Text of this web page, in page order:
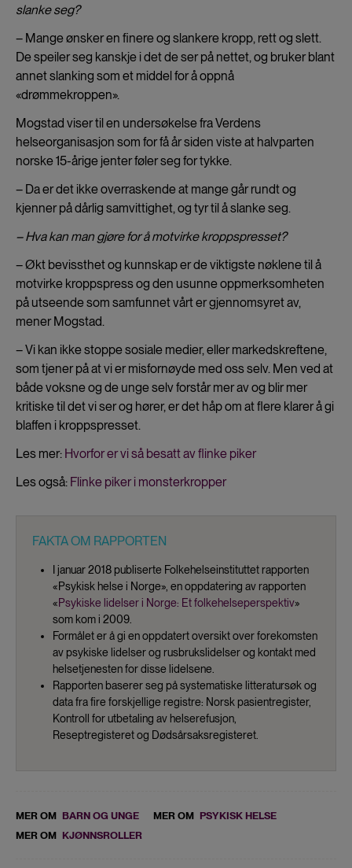
slanke seg?
– Mange ønsker en finere og slankere kropp, rett og slett.
De speiler seg kanskje i det de ser på nettet, og bruker blant
annet slanking som et middel for å oppnå
«drømmekroppen».
Mogstad viser til en undersøkelse fra Verdens
helseorganisasjon som for få år siden viste at halvparten
norske 15-årige jenter føler seg for tykke.
– Da er det ikke overraskende at mange går rundt og
kjenner på dårlig samvittighet, og tyr til å slanke seg.
– Hva kan man gjøre for å motvirke kroppspresset?
– Økt bevissthet og kunnskap er de viktigste nøklene til å
motvirke kroppspress og den usunne oppmerksomheten
på utseende som samfunnet vårt er gjennomsyret av,
mener Mogstad.
– Vi kan ikke stoppe sosiale medier, eller markedskreftene,
som tjener på at vi er misfornøyde med oss selv. Men ved at
både voksne og de unge selv forstår mer av og blir mer
kritiske til det vi ser og hører, er det håp om at flere klarer å gi
blaffen i kroppspresset.
Les mer: Hvorfor er vi så besatt av flinke piker
Les også: Flinke piker i monsterkropper
FAKTA OM RAPPORTEN
I januar 2018 publiserte Folkehelseinstituttet rapporten
«Psykisk helse i Norge», en oppdatering av rapporten
«Psykiske lidelser i Norge: Et folkehelseperspektiv»
som kom i 2009.
Formålet er å gi en oppdatert oversikt over forekomsten
av psykiske lidelser og rusbrukslidelser og kontakt med
helsetjenesten for disse lidelsene.
Rapporten baserer seg på systematiske litteratursøk og
data fra fire forskjellige registre: Norsk pasientregister,
Kontroll for utbetaling av helserefusjon,
Reseptregisteret og Dødsårsaksregisteret.
MER OM BARN OG UNGE MER OM PSYKISK HELSE
MER OM KJØNNSROLLER